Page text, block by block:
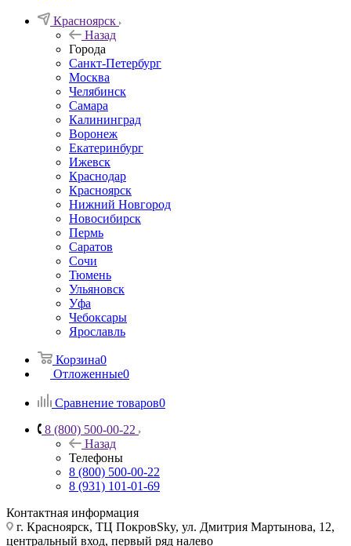
Красноярск
Назад
Города
Санкт-Петербург
Москва
Челябинск
Самара
Калининград
Воронеж
Екатеринбург
Ижевск
Краснодар
Красноярск
Нижний Новгород
Новосибирск
Пермь
Саратов
Сочи
Тюмень
Ульяновск
Уфа
Чебоксары
Ярославль
Корзина0
Отложенные0
Сравнение товаров0
8 (800) 500-00-22
Назад
Телефоны
8 (800) 500-00-22
8 (931) 101-01-69
Контактная информация
г. Красноярск, ТЦ ПокровSky, ул. Дмитрия Мартынова, 12,
центральный вход, первый ряд налево